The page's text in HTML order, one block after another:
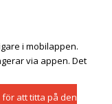
i mobilappen.
via appen. Det
för att titta på den